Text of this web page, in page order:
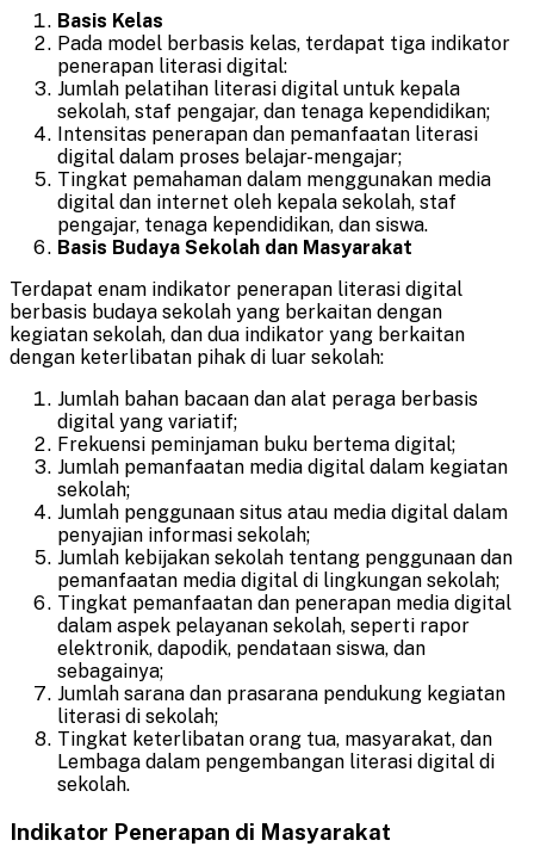
Basis Kelas
Pada model berbasis kelas, terdapat tiga indikator
penerapan literasi digital:
Jumlah pelatihan literasi digital untuk kepala
sekolah, staf pengajar, dan tenaga kependidikan;
Intensitas penerapan dan pemanfaatan literasi
digital dalam proses belajar-mengajar;
Tingkat pemahaman dalam menggunakan media
digital dan internet oleh kepala sekolah, staf
pengajar, tenaga kependidikan, dan siswa.
Basis Budaya Sekolah dan Masyarakat
Terdapat enam indikator penerapan literasi digital
berbasis budaya sekolah yang berkaitan dengan
kegiatan sekolah, dan dua indikator yang berkaitan
dengan keterlibatan pihak di luar sekolah:
Jumlah bahan bacaan dan alat peraga berbasis
digital yang variatif;
Frekuensi peminjaman buku bertema digital;
Jumlah pemanfaatan media digital dalam kegiatan
sekolah;
Jumlah penggunaan situs atau media digital dalam
penyajian informasi sekolah;
Jumlah kebijakan sekolah tentang penggunaan dan
pemanfaatan media digital di lingkungan sekolah;
Tingkat pemanfaatan dan penerapan media digital
dalam aspek pelayanan sekolah, seperti rapor
elektronik, dapodik, pendataan siswa, dan
sebagainya;
Jumlah sarana dan prasarana pendukung kegiatan
literasi di sekolah;
Tingkat keterlibatan orang tua, masyarakat, dan
Lembaga dalam pengembangan literasi digital di
sekolah.
Indikator Penerapan di Masyarakat